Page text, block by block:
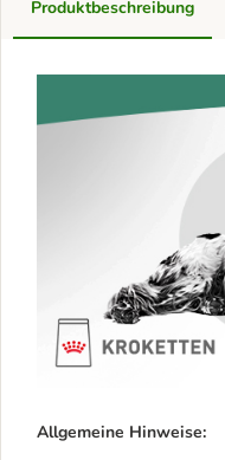
Produktbeschreibung
Allgemeine Hinweise: